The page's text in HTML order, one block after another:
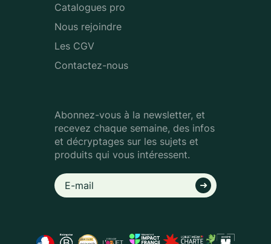
Catalogues pro
Nous rejoindre
Les CGV
Contactez-nous
Abonnez-vous à la newsletter, et
recevez chaque semaine, des infos
et décryptages sur les sujets et
produits qui vous intéressent.